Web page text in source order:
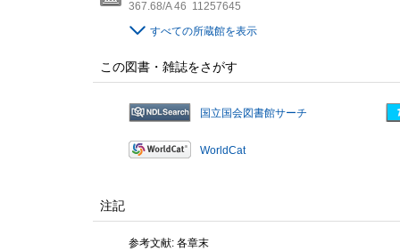
367.68/A 46 11257645
すべての所蔵館を表示
この図書・雑誌をさがす
国立国会図書館サーチ
WorldCat
注記
参考文献: 各章末